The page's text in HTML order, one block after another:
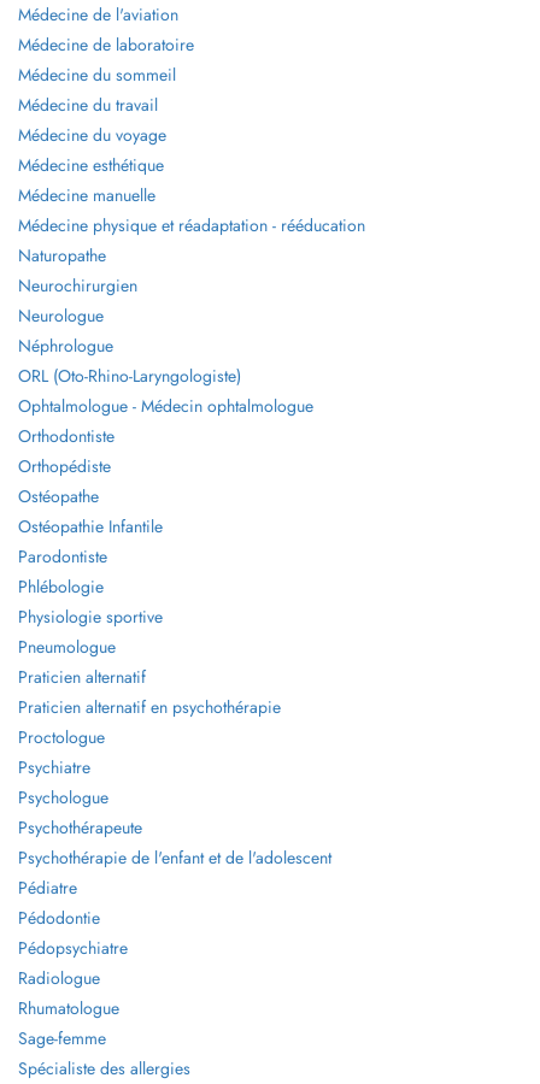
Médecine de l'aviation
Médecine de laboratoire
Médecine du sommeil
Médecine du travail
Médecine du voyage
Médecine esthétique
Médecine manuelle
Médecine physique et réadaptation - rééducation
Naturopathe
Neurochirurgien
Neurologue
Néphrologue
ORL (Oto-Rhino-Laryngologiste)
Ophtalmologue - Médecin ophtalmologue
Orthodontiste
Orthopédiste
Ostéopathe
Ostéopathie Infantile
Parodontiste
Phlébologie
Physiologie sportive
Pneumologue
Praticien alternatif
Praticien alternatif en psychothérapie
Proctologue
Psychiatre
Psychologue
Psychothérapeute
Psychothérapie de l'enfant et de l'adolescent
Pédiatre
Pédodontie
Pédopsychiatre
Radiologue
Rhumatologue
Sage-femme
Spécialiste des allergies